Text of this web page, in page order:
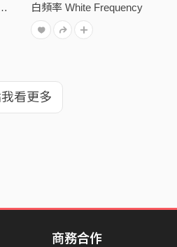
of the Sea Island 白頻率 White Frequency
看更多
商務合作